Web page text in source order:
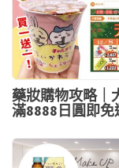
藥妝購物攻略｜
滿8888日圓即免